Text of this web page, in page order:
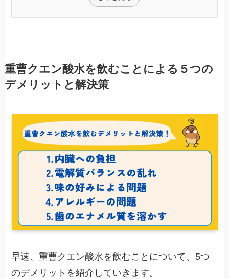
重曹クエン酸水を飲むことによる５つの
デメリットと解決策
早速、重曹クエン酸水を飲むことについて、5つ
のデメリットを紹介していきます。